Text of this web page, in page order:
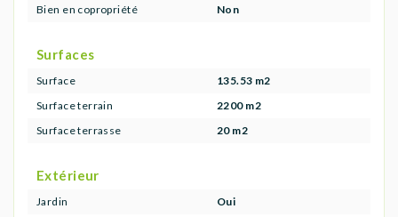
Bien en copropriété Non
Surfaces
Surface
135.53 m2
Surface terrain
2200 m2
Surface terrasse
20 m2
Extérieur
Jardin
Oui